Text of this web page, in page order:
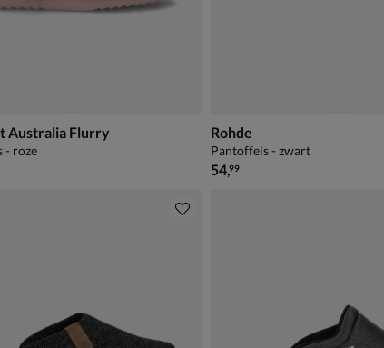
Australia Flurry
- roze
Rohde
Pantoffels - zwart
€ 54,99
54,99